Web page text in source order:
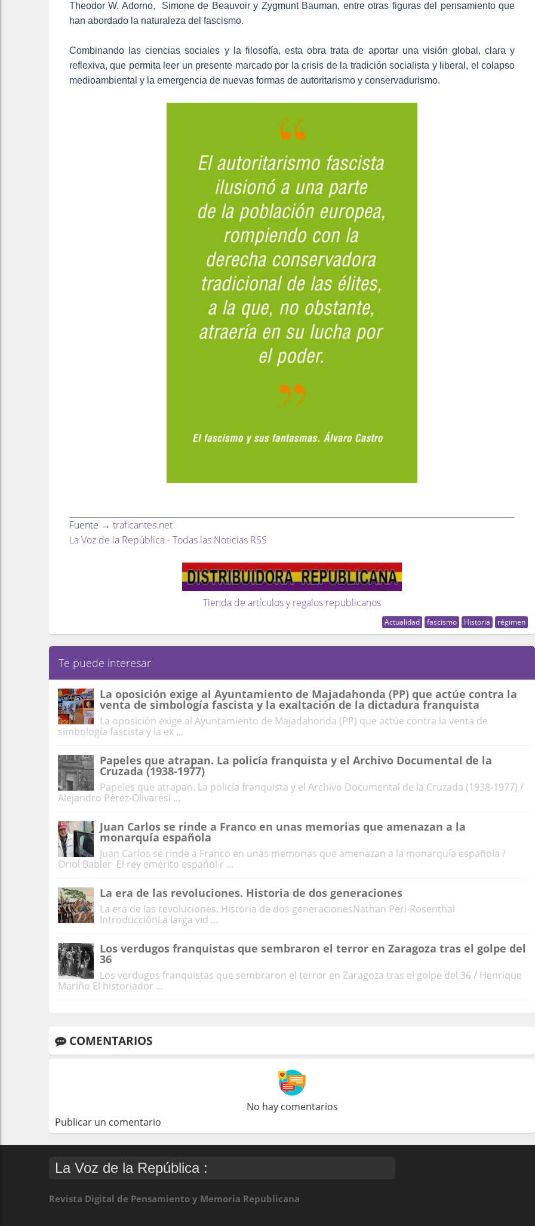
Theodor W. Adorno, Simone de Beauvoir y Zygmunt Bauman, entre otras figuras del pensamiento que
han abordado la naturaleza del fascismo.
Combinando las ciencias sociales y la filosofía, esta obra trata de aportar una visión global, clara y
reflexiva, que permita leer un presente marcado por la crisis de la tradición socialista y liberal, el colapso
medioambiental y la emergencia de nuevas formas de autoritarismo y conservadurismo.
Fuente → traficantes.net
La Voz de la República - Todas las Noticias RSS
Tienda de artículos y regalos republicanos
Actualidad fascismo Historia régimen
Te puede interesar
La oposición exige al Ayuntamiento de Majadahonda (PP) que actúe contra la
venta de simbología fascista y la exaltación de la dictadura franquista
La oposición exige al Ayuntamiento de Majadahonda (PP) que actúe contra la venta de
simbología fascista y la ex ...
Papeles que atrapan. La policía franquista y el Archivo Documental de la
Cruzada (1938-1977)
Papeles que atrapan. La policía franquista y el Archivo Documental de la Cruzada (1938-1977) /
Alejandro Pérez-OlivaresI ...
Juan Carlos se rinde a Franco en unas memorias que amenazan a la
monarquía española
Juan Carlos se rinde a Franco en unas memorias que amenazan a la monarquía española /
Oriol Babler El rey emérito español r ...
La era de las revoluciones. Historia de dos generaciones
La era de las revoluciones. Historia de dos generacionesNathan Perl-Rosenthal
IntroducciónLa larga vid ...
Los verdugos franquistas que sembraron el terror en Zaragoza tras el golpe del
36
Los verdugos franquistas que sembraron el terror en Zaragoza tras el golpe del 36 / Henrique
Mariño El historiador ...
COMENTARIOS
No hay comentarios
Publicar un comentario
La Voz de la República :
Revista Digital de Pensamiento y Memoria Republicana